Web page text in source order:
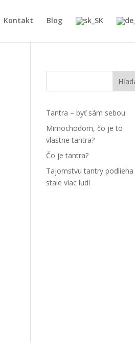
Kontakt Blog
Tantra – byť sám sebou
Mimochodom, čo je to
vlastne tantra?
Čo je tantra?
Tajomstvu tantry podlieha
stale viac ludí